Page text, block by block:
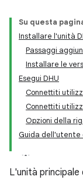
Su questa
Installare l'unità
Passaggi
Installare le
Esegui DHU
Connettiti
Connettiti
Opzioni della
Guida dell'utente
L'unità